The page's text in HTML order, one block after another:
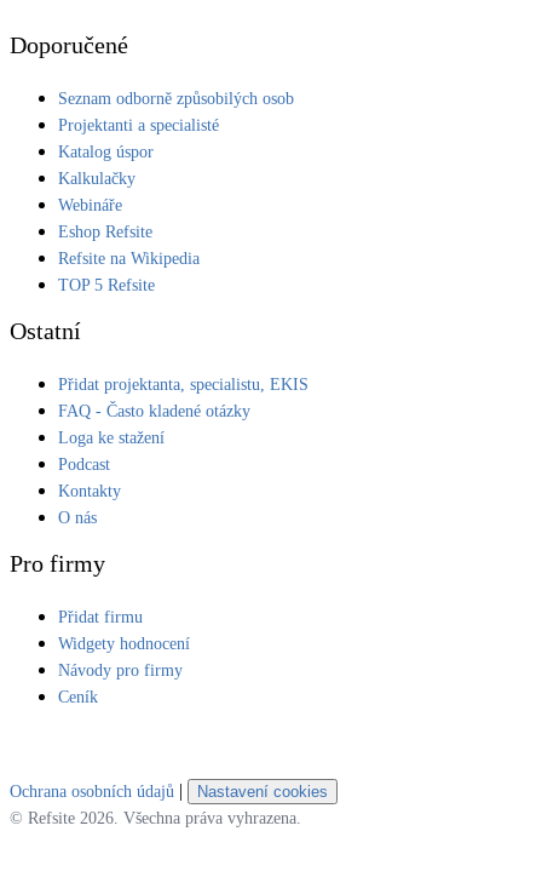
Doporučené
Seznam odborně způsobilých osob
Projektanti a specialisté
Katalog úspor
Kalkulačky
Webináře
Eshop Refsite
Refsite na Wikipedia
TOP 5 Refsite
Ostatní
Přidat projektanta, specialistu, EKIS
FAQ - Často kladené otázky
Loga ke stažení
Podcast
Kontakty
O nás
Pro firmy
Přidat firmu
Widgety hodnocení
Návody pro firmy
Ceník
Ochrana osobních údajů |
Nastavení cookies
© Refsite 2026. Všechna práva vyhrazena.